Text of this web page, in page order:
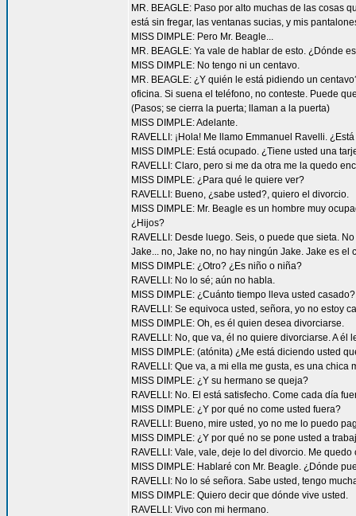
MR. BEAGLE: Paso por alto muchas de las cosas
está sin fregar, las ventanas sucias, y mis
MISS DIMPLE: Pero Mr. Beagle...
MR. BEAGLE: Ya vale de hablar de esto. ¿Dónde
MISS DIMPLE: No tengo ni un centavo.
MR. BEAGLE: ¿Y quién le está pidiendo un
oficina. Si suena el teléfono, no conteste. Puede
(Pasos; se cierra la puerta; llaman a la puerta)
MISS DIMPLE: Adelante.
RAVELLI: ¡Hola! Me llamo Emmanuel Ravelli.
MISS DIMPLE: Está ocupado. ¿Tiene usted una
RAVELLI: Claro, pero si me da otra me la quedo
MISS DIMPLE: ¿Para qué le quiere ver?
RAVELLI: Bueno, ¿sabe usted?, quiero el divorcio.
MISS DIMPLE: Mr. Beagle es un hombre muy
¿Hijos?
RAVELLI: Desde luego. Seis, o puede que sieta.
Jake... no, Jake no, no hay ningún Jake. Jake es
MISS DIMPLE: ¿Otro? ¿Es niño o niña?
RAVELLI: No lo sé; aún no habla.
MISS DIMPLE: ¿Cuánto tiempo lleva usted casado?
RAVELLI: Se equivoca usted, señora, yo no estoy
MISS DIMPLE: Oh, es él quien desea divorciarse.
RAVELLI: No, que va, él no quiere divorciarse. A
MISS DIMPLE: (atónita) ¿Me está diciendo usted
RAVELLI: Que va, a mi ella me gusta, es una chica
MISS DIMPLE: ¿Y su hermano se queja?
RAVELLI: No. El está satisfecho. Come cada día
MISS DIMPLE: ¿Y por qué no come usted fuera?
RAVELLI: Bueno, mire usted, yo no me lo puedo
MISS DIMPLE: ¿Y por qué no se pone usted a
RAVELLI: Vale, vale, deje lo del divorcio. Me quedo
MISS DIMPLE: Hablaré con Mr. Beagle. ¿Dónde
RAVELLI: No lo sé señora. Sabe usted, tengo
MISS DIMPLE: Quiero decir que dónde vive usted.
RAVELLI: Vivo con mi hermano.